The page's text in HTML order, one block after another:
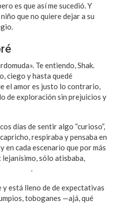
es que así me sucedió. Y
que no quiere dejar a su
Te entiendo, Shak.
ciego y hasta quedé
el amor es justo lo contrario,
de exploración sin prejuicios y
días de sentir algo “curioso”,
respiraba y pensaba en
en cada escenario que por más
lejanísimo, sólo atisbaba,
.
y está lleno de de expectativas
toboganes —ajá, qué